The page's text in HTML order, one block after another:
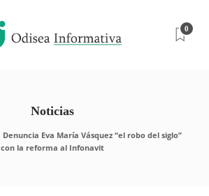
0
Noticias
Denuncia Eva María Vásquez “el robo del siglo”
con la reforma al Infonavit